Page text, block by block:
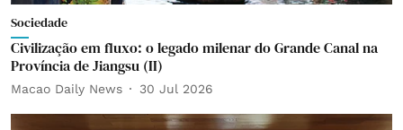
Sociedade
Civilização em fluxo: o legado milenar do Grande Canal na
Província de Jiangsu (II)
Macao Daily News 30 Jul 2026